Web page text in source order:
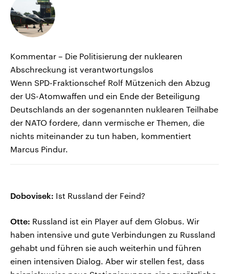
Kommentar – Die Politisierung der nuklearen
Abschreckung ist verantwortungslos
Wenn SPD-Fraktionschef Rolf Mützenich den Abzug
der US-Atomwaffen und ein Ende der Beteiligung
Deutschlands an der sogenannten nuklearen Teilhabe
der NATO fordere, dann vermische er Themen, die
nichts miteinander zu tun haben, kommentiert
Marcus Pindur.
Dobovisek: Ist Russland der Feind?
Otte: Russland ist ein Player auf dem Globus. Wir
haben intensive und gute Verbindungen zu Russland
gehabt und führen sie auch weiterhin und führen
einen intensiven Dialog. Aber wir stellen fest, dass